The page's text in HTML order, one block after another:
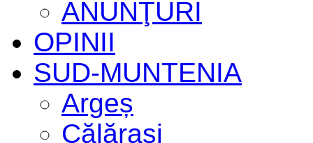
ANUNŢURI
OPINII
SUD-MUNTENIA
Argeș
Călăraşi